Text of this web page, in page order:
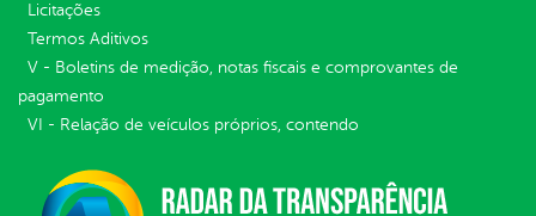
Licitações
Termos Aditivos
V - Boletins de medição, notas fiscais e comprovantes de
pagamento
VI - Relação de veículos próprios, contendo